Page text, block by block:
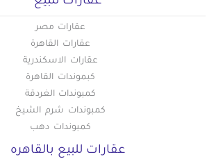
عقارات مصر
عقارات القاهرة
عقارات الاسكندرية
كبموندات القاهرة
كمبوندات الغردقة
كمبوندات شرم الشيخ
كمبوندات دهب
عقارات للبيع بالقاهره